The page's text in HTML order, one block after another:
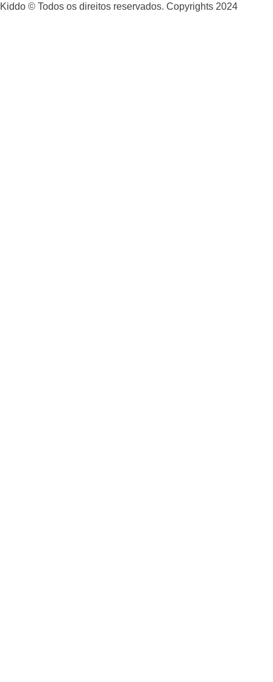
Kiddo © Todos os direitos reservados. Copyrights 2024